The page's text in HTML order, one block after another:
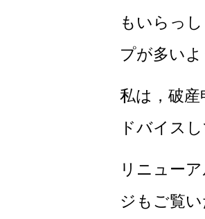
もいらっ
プが多い
私は，破
ドバイス
リニュー
ジもご覧